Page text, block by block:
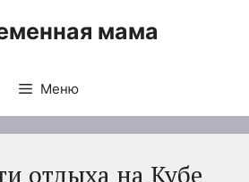
мама
Меню
отдыха на Кубе